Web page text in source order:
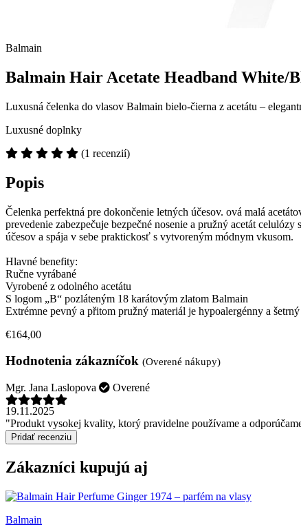
Balmain
Balmain Hair Acetate Headband White/
Luxusná čelenka do vlasov Balmain bielo-čierna z acetátu –
Luxusné doplnky
(1 recenzií)
Popis
Čelenka perfektná pre dokončenie letných účesov. ová malá
prevedenie zabezpečuje bezpečné nosenie a pružný acetát
účesov a spája v sebe praktickosť s vytvoreným módnym vkusom.
Hlavné benefity:
Ručne vyrábané
Vyrobené z odolného acetátu
S logom „B“ pozláteným 18 karátovým zlatom Balmain
Extrémne pevný a přitom pružný materiál je hypoalergénny a
€164,00
Hodnotenia zákazníčok (Overené nákupy)
Mgr. Jana Laslopova
Overené
19.11.2025
"Produkt vysokej kvality, ktorý pravidelne používame a
Pridať recenziu
Zákazníci kupujú aj
Balmain